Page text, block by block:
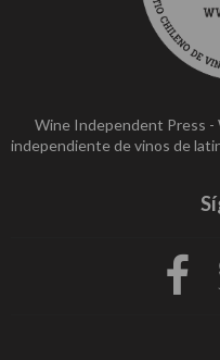
Wine Independent Press -
independiente de vinos de